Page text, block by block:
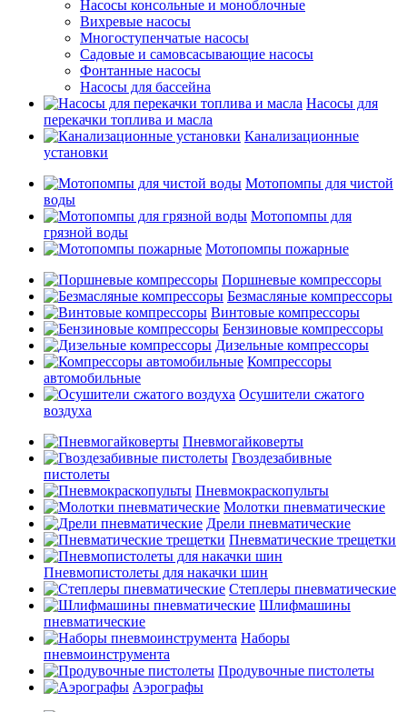
Насосы консольные и моноблочные
Вихревые насосы
Многоступенчатые насосы
Садовые и самовсасывающие насосы
Фонтанные насосы
Насосы для бассейна
Насосы для
перекачки топлива и масла
Канализационные
установки
Мотопомпы для чистой
воды
Мотопомпы для
грязной воды
Мотопомпы пожарные
Поршневые компрессоры
Безмасляные компрессоры
Винтовые компрессоры
Бензиновые компрессоры
Дизельные компрессоры
Компрессоры
автомобильные
Осушители сжатого
воздуха
Пневмогайковерты
Гвоздезабивные
пистолеты
Пневмокраскопульты
Молотки пневматические
Дрели пневматические
Пневматические трещетки
Пневмопистолеты для накачки шин
Степлеры пневматические
Шлифмашины
пневматические
Наборы
пневмоинструмента
Продувочные пистолеты
Аэрографы